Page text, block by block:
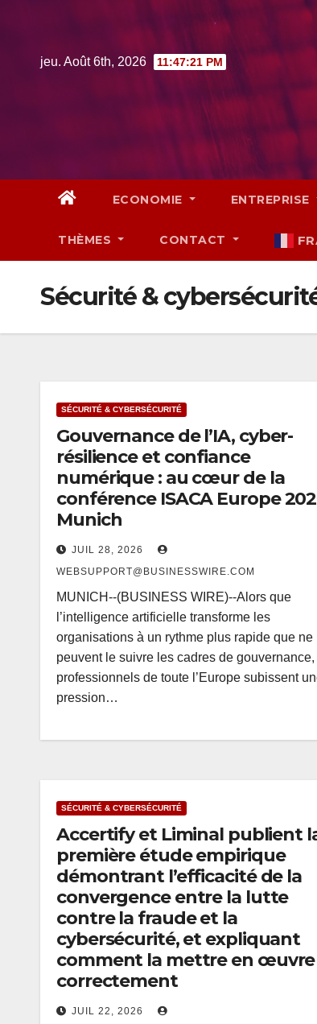
jeu. Août 6th, 2026 11:47:22 PM
ECONOMIE ENTREPRISE
THÈMES CONTACT
Sécurité &
SÉCURITÉ & CYBERSÉCURITÉ
Gouvernance de l’IA, cyber-
résilience et confiance
numérique : au cœur de la
conférence ISACA Europe
Munich
JUIL 28, 2026
WEBSUPPORT@BUSINESSWIRE.COM
MUNICH--(BUSINESS WIRE)--Alors que
l’intelligence artificielle transforme les
organisations à un rythme plus rapide que ne
peuvent le suivre les cadres de
professionnels de toute l’Europe subissent
pression…
SÉCURITÉ & CYBERSÉCURITÉ
Accertify et Liminal publient
première étude empirique
démontrant l’efficacité de la
convergence entre la lutte
contre la fraude et la
cybersécurité, et expliquant
comment la mettre en œuvre
correctement
JUIL 22, 2026